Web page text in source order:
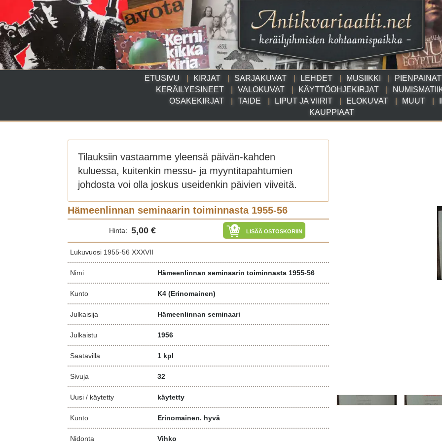
ETUSIVU KIRJAT SARJAKUVAT LEHDET MUSIIKKI
KERÄILYESINEET
VALOKUVAT KÄYTTÖOHJEKIRJAT
OSAKEKIRJAT
TAIDE LIPUT JA VIIRIT ELOKUVAT MUUT
KAUPPIAAT
Tilauksiin vastaamme yleensä päivän-kahden
kuluessa, kuitenkin messu- ja myyntitapahtumien
johdosta voi olla joskus useidenkin päivien viiveitä.
Hämeenlinnan seminaarin toiminnasta 1955-56
Hinta: 5,00 € LISÄÄ OSTOSKORIIN
Lukuvuosi 1955-56 XXXVII
Nimi Hämeenlinnan seminaarin toiminnasta 1955-56
Kunto K4 (Erinomainen)
Julkaisija Hämeenlinnan seminaari
Julkaistu 1956
Saatavilla 1 kpl
Sivuja 32
Uusi / käytetty käytetty
Kunto Erinomainen. hyvä
Nidonta Vihko